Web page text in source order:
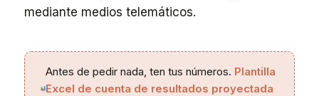
mediante medios telemáticos.
Antes de pedir nada, ten tus números. Plantilla
Excel de cuenta de resultados proyectada